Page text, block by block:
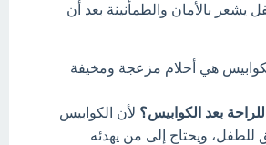
يشعر بالأمان والطمأنينة بعد أن
هي أحلام مزعجة ومخيفة
بعد الكوابيس؟ لأن الكوابيس
ويحتاج إلى من يهدئه